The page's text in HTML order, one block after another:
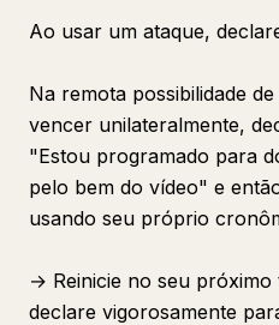
Ao usar um ataque,
Na remota possibilidade
vencer unilateralmente,
"Estou programado para
pelo bem do vídeo" e
usando seu próprio
→ Reinicie no seu
declare vigorosamente